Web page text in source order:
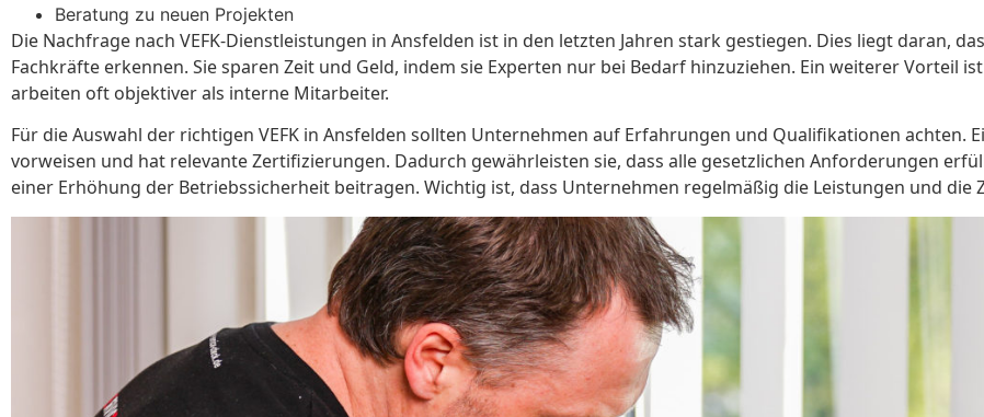
Beratung zu neuen Projekten
Die Nachfrage nach VEFK-Dienstleistungen in Ansfelden ist in den letzten Jahren stark gestiegen. Dies liegt daran,
Fachkräfte erkennen. Sie sparen Zeit und Geld, indem sie Experten nur bei Bedarf hinzuziehen. Ein weiterer Vorteil
arbeiten oft objektiver als interne Mitarbeiter.
Für die Auswahl der richtigen VEFK in Ansfelden sollten Unternehmen auf Erfahrungen und Qualifikationen achten.
vorweisen und hat relevante Zertifizierungen. Dadurch gewährleisten sie, dass alle gesetzlichen Anforderungen
einer Erhöhung der Betriebssicherheit beitragen. Wichtig ist, dass Unternehmen regelmäßig die Leistungen und die